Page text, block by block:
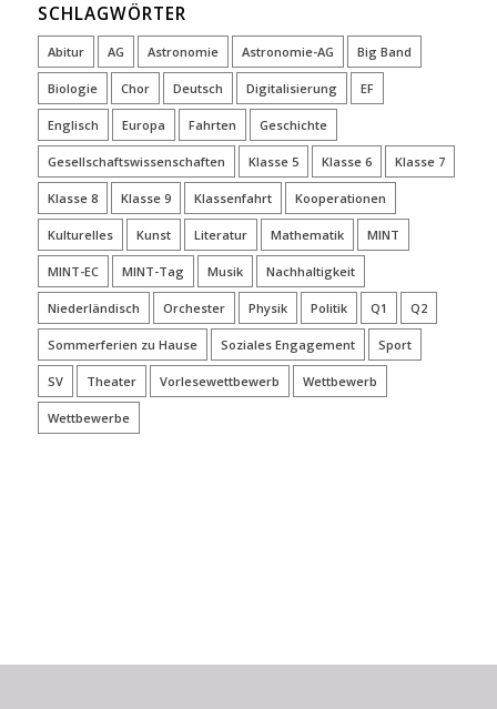
SCHLAGWÖRTER
Abitur AG Astronomie Astronomie-AG Big Band
Biologie Chor Deutsch Digitalisierung EF
Englisch Europa Fahrten Geschichte
Gesellschaftswissenschaften Klasse 5 Klasse 6 Klasse 7
Klasse 8 Klasse 9 Klassenfahrt Kooperationen
Kulturelles Kunst Literatur Mathematik MINT
MINT-EC MINT-Tag Musik Nachhaltigkeit
Niederländisch Orchester Physik Politik Q1 Q2
Sommerferien zu Hause Soziales Engagement Sport
SV Theater Vorlesewettbewerb Wettbewerb
Wettbewerbe